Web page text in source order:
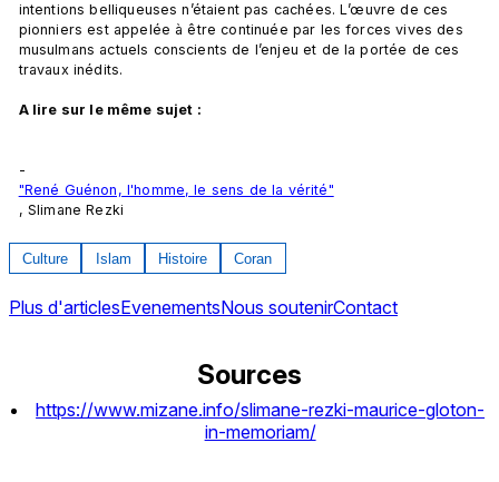
intentions belliqueuses n’étaient pas cachées. L’œuvre de ces
pionniers est appelée à être continuée par les forces vives des
musulmans actuels conscients de l’enjeu et de la portée de ces
travaux inédits.
A lire sur le même sujet :
-
"René Guénon, l'homme, le sens de la vérité"
, Slimane Rezki
Culture Islam Histoire Coran
Plus d'articlesEvenementsNous soutenirContact
Sources
https://www.mizane.info/slimane-rezki-maurice-gloton-
in-memoriam/